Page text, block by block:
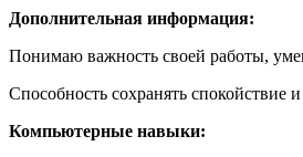
Дополнительная информация:
Понимаю важность своей работы,
Способность сохранять
Компьютерные навыки: